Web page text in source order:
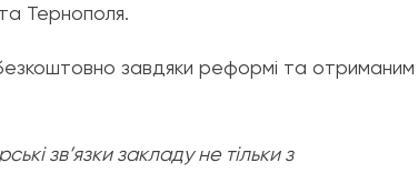
Тернополя.
завдяки реформі та отриманим
зв’язки закладу не тільки з